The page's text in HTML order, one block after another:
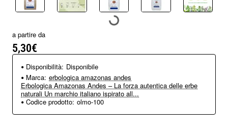
a partire da
5,30€
Disponibilità: Disponibile
Marca: erbologica amazonas andes
Erbologica Amazonas Andes – La forza autentica delle erbe
naturali Un marchio italiano ispirato all...
Codice prodotto: olmo-100